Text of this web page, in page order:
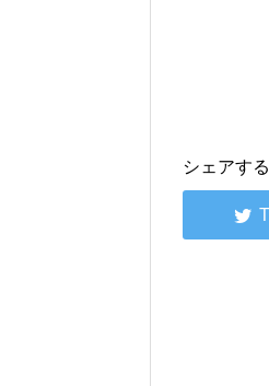
シェアする